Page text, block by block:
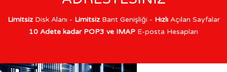
LimitsizDisk Alanı - LimitsizBant Genişliği - HızlıAçılan Sayfalar
10 Adete kadar POP3 ve IMAP E-posta Hesapları